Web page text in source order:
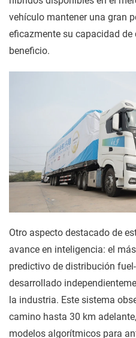
vehículo mantener una gran
eficazmente su capacidad de
beneficio.
Otro aspecto destacado de
avance en inteligencia: el
predictivo de distribución
desarrollado
la industria. Este sistema
camino hasta 30 km
modelos algorítmicos para